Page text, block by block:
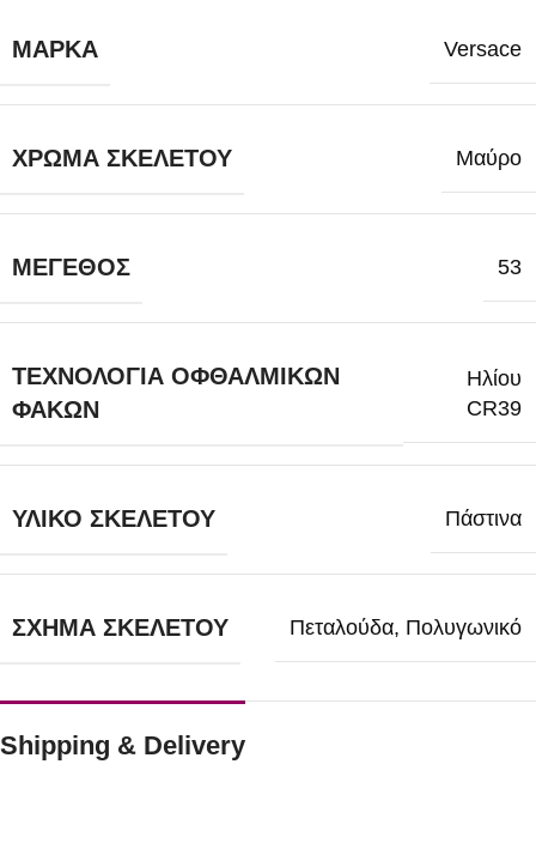
ΜΆΡΚΑ Versace
ΧΡΏΜΑ ΣΚΕΛΕΤΟΎ Μαύρο
ΜΈΓΕΘΟΣ 53
ΤΕΧΝΟΛΟΓΊΑ ΟΦΘΑΛΜΙΚΏΝ
ΦΑΚΏΝ
Ηλίου
CR39
ΥΛΙΚΌ ΣΚΕΛΕΤΟΎ Πάστινα
ΣΧΉΜΑ ΣΚΕΛΕΤΟΎ Πεταλούδα, Πολυγωνικό
Shipping & Delivery